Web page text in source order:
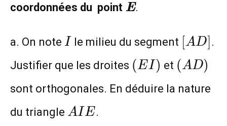
coordonnées du point E.
a. On note I
I le milieu du segment [AD]
[AD] .
Justifier que les droites (EI)
(EI) et (AD)
(AD)
sont orthogonales. En déduire la nature
du triangle AIE
AI E.